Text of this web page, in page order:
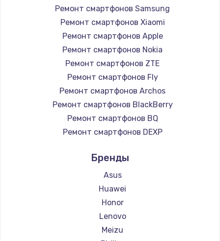
Замена картридера
890 руб.
Заказать
Замена микросхемы NFC
1100 руб.
Заказать
Замена шим-контроллера
Заказать
Настройка Wi-Fi
1030 руб.
Заказать
Ремонт смартфонов Samsung
Ремонт смартфонов Xiaomi
Ремонт смартфонов Apple
Ремонт смартфонов Nokia
Ремонт смартфонов ZTE
Ремонт смартфонов Fly
Ремонт смартфонов Archos
Ремонт смартфонов BlackBerry
Ремонт смартфонов BQ
Ремонт смартфонов DEXP
Ремонт смартфонов Ginzzu
Ремонт смартфонов Highscreen
Ремонт смартфонов Irbis
Ремонт смартфонов Kyocera
Ремонт смартфонов LeEco
Ремонт смартфонов OnePlus
Бренды
Asus
Huawei
Honor
Lenovo
Meizu